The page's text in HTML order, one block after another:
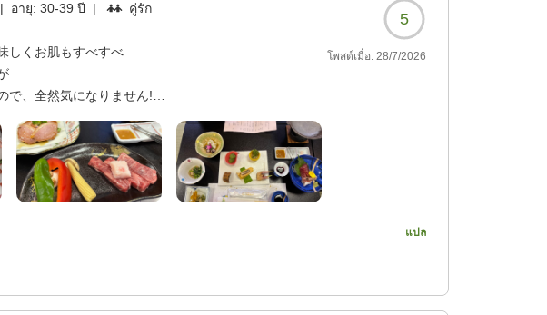
| อายุ:30-39 ปี | คู่รัก
5
しくお肌もすべすべ
で、全然気になりません!
肌がすべすべになりました。露天風呂は。熱く
1つしか無いので
します!
しちゃいました(^^)
โพสต์เมื่อ: 28/7/2026
แปล